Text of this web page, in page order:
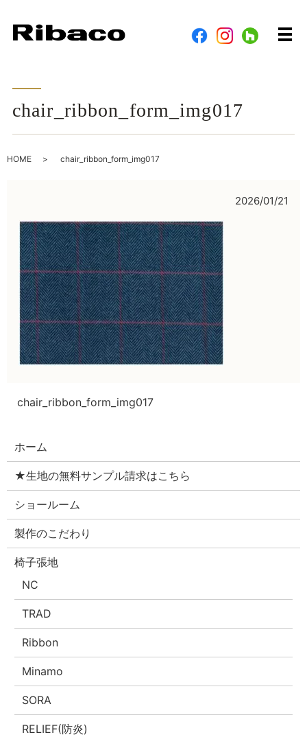
メ
chair_ribbon_form_img017
HOME chair_ribbon_form_img017
2026/01/21
chair_ribbon_form_img017
ホーム
★生地の無料サンプル請求はこちら
ショールーム
製作のこだわり
椅子張地
NC
TRAD
Ribbon
Minamo
SORA
RELIEF(防炎)